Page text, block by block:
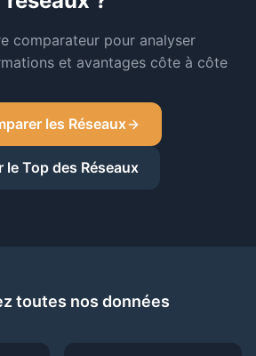
comparateur pour analyser
et avantages côte à côte
les Réseaux
le Top des Réseaux
toutes nos données